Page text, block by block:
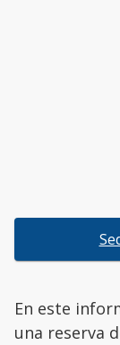
En este
una reserva